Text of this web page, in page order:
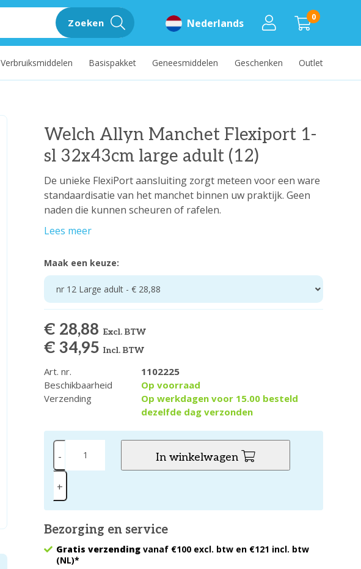
0
Nederlands
Zoeken
Verbruiksmiddelen Basispakket Geneesmiddelen Geschenken Outlet
Welch Allyn Manchet Flexiport 1-
sl 32x43cm large adult (12)
De unieke FlexiPort aansluiting zorgt meteen voor een ware
standaardisatie van het manchet binnen uw praktijk. Geen
naden die kunnen scheuren of rafelen.
Lees meer
Maak een keuze:
nr 12 Large adult - € 28,88
€ 28,88 Excl. BTW
€ 34,95Incl. BTW
Art. nr.
1102225
Beschikbaarheid
Op voorraad
Verzending
Op werkdagen voor 15.00 besteld
dezelfde dag verzonden
-
+
In winkelwagen
Bezorging en service
Gratis verzending vanaf €100 excl. btw en €121 incl. btw
(NL)*